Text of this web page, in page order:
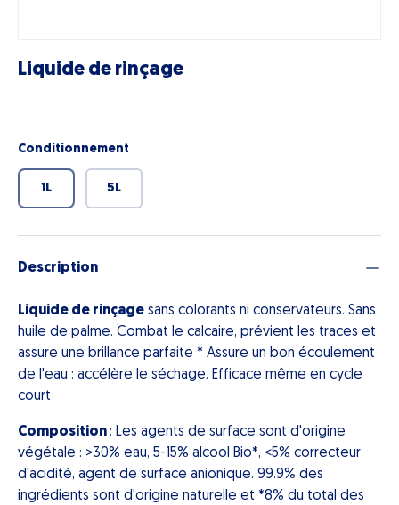
Liquide de rinçage
Conditionnement
1L 5L
Description
Liquide de rinçage sans colorants ni conservateurs. Sans
huile de palme. Combat le calcaire, prévient les traces et
assure une brillance parfaite * Assure un bon écoulement
de l'eau : accélère le séchage. Efficace même en cycle
court
Composition: Les agents de surface sont d'origine
végétale : >30% eau, 5-15% alcool Bio*, <5% correcteur
d'acidité, agent de surface anionique. 99.9% des
ingrédients sont d'origine naturelle et *8% du total des